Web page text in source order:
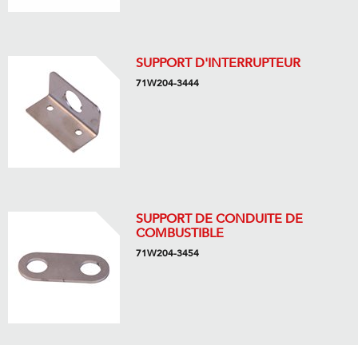
SUPPORT D'INTERRUPTEUR
71W204-3444
SUPPORT DE CONDUITE DE
COMBUSTIBLE
71W204-3454